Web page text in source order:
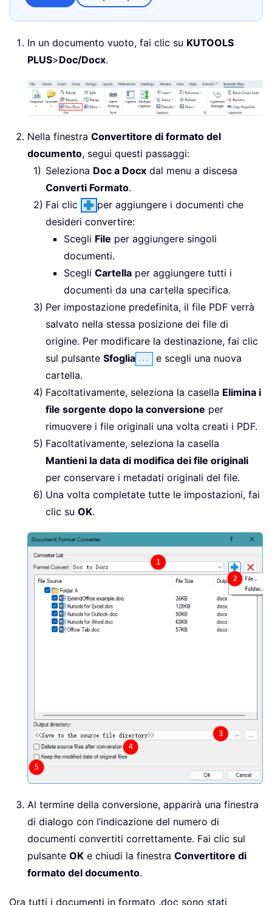
In un documento vuoto, fai clic su KUTOOLS
PLUS>Doc/Docx.
Nella finestra Convertitore di formato del
documento, segui questi passaggi:
Seleziona Doc a Docx dal menu a discesa
Converti Formato.
Fai clic
per aggiungere i documenti che
desideri convertire:
Scegli File per aggiungere singoli
documenti.
Scegli Cartella per aggiungere tutti i
documenti da una cartella specifica.
Per impostazione predefinita, il file PDF verrà
salvato nella stessa posizione dei file di
origine. Per modificare la destinazione, fai clic
sul pulsante Sfoglia
e scegli una nuova
cartella.
Facoltativamente, seleziona la casella Elimina i
file sorgente dopo la conversione per
rimuovere i file originali una volta creati i PDF.
Facoltativamente, seleziona la casella
Mantieni la data di modifica dei file originali
per conservare i metadati originali del file.
Una volta completate tutte le impostazioni, fai
clic su OK.
Al termine della conversione, apparirà una finestra
di dialogo con l’indicazione del numero di
documenti convertiti correttamente. Fai clic sul
pulsante OK e chiudi la finestra Convertitore di
formato del documento.
Ora tutti i documenti in formato .doc sono stati